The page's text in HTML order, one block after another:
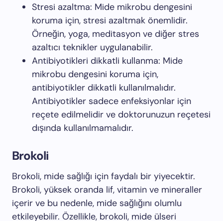
Stresi azaltma: Mide mikrobu dengesini
koruma için, stresi azaltmak önemlidir.
Örneğin, yoga, meditasyon ve diğer stres
azaltıcı teknikler uygulanabilir.
Antibiyotikleri dikkatli kullanma: Mide
mikrobu dengesini koruma için,
antibiyotikler dikkatli kullanılmalıdır.
Antibiyotikler sadece enfeksiyonlar için
reçete edilmelidir ve doktorunuzun reçetesi
dışında kullanılmamalıdır.
Brokoli
Brokoli, mide sağlığı için faydalı bir yiyecektir.
Brokoli, yüksek oranda lif, vitamin ve mineraller
içerir ve bu nedenle, mide sağlığını olumlu
etkileyebilir. Özellikle, brokoli, mide ülseri